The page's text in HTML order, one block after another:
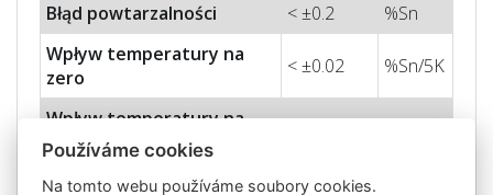
Błąd powtarzalności
< ±0.2
%Sn
Wpływ temperatury na
zero
< ±0.02 %Sn/5K
Wpływ temperatury na
czułość
Błąd pełzania (30 minut) < ± 0.1
Používáme cookies
Na tomto webu používáme soubory cookies.